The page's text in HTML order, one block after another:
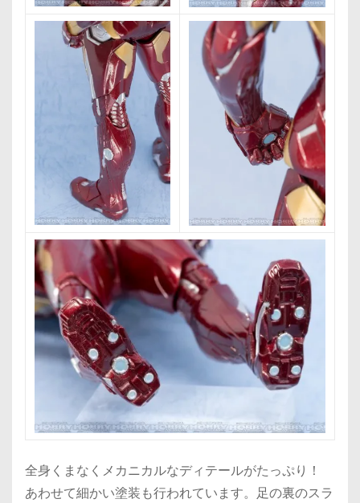
全身くまなくメカニカルなディテールがたっぷり！
あわせて細かい塗装も行われています。足の裏のスラ